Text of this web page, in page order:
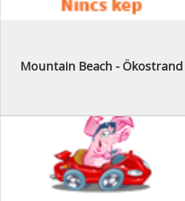
Mountain Beach - Ökostrand